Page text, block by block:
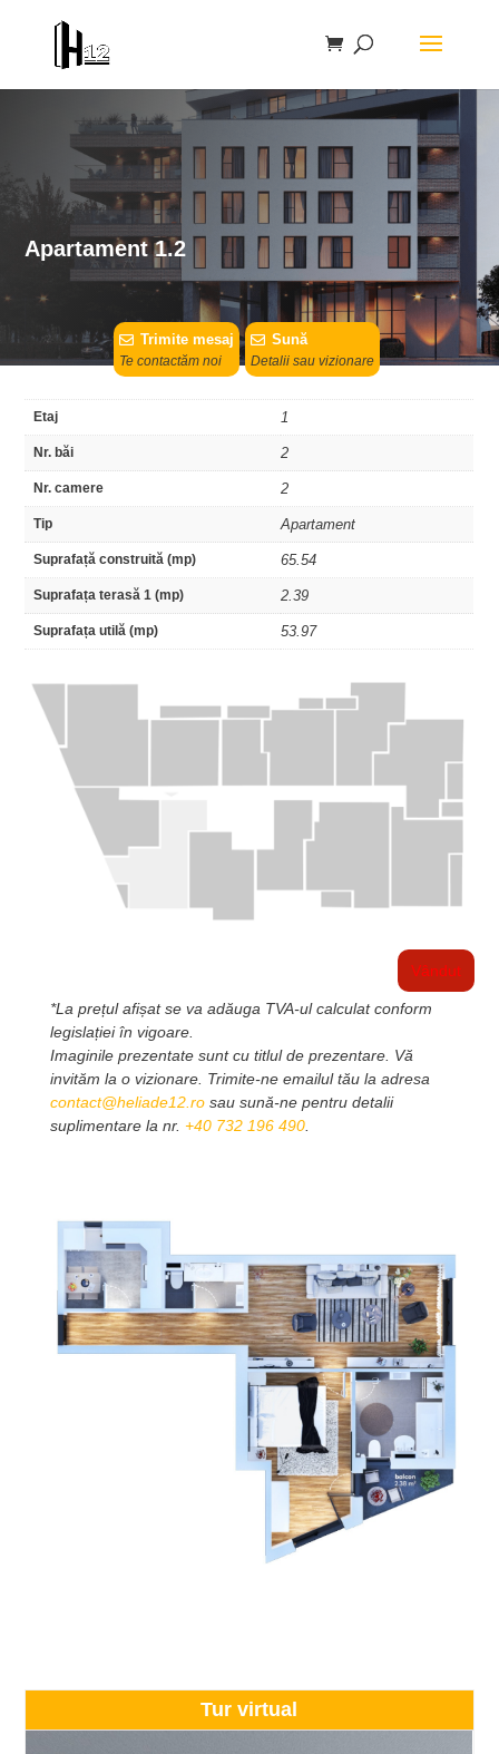
Apartament 1.2
Trimite mesaj
Te contactăm noi
Sună
Detalii sau vizionare
Etaj 1
Nr. băi 2
Nr. camere 2
Tip Apartament
Suprafață construită (mp) 65.54
Suprafața terasă 1 (mp) 2.39
Suprafața utilă (mp) 53.97
Vândut
*La prețul afișat se va adăuga TVA-ul calculat conform
legislației în vigoare.
Imaginile prezentate sunt cu titlul de prezentare. Vă
invităm la o vizionare. Trimite-ne emailul tău la adresa
contact@heliade12.rosau sună-ne pentru detalii
suplimentare la nr. +40 732 196 490.
Tur virtual